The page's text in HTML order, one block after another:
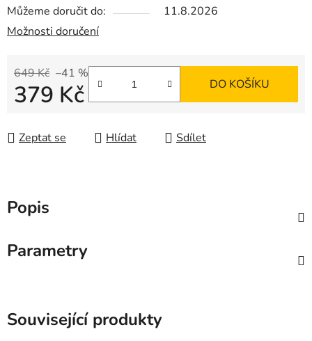
Můžeme doručit do:
11.8.2026
Možnosti doručení
649 Kč –41 %
379 Kč DO KOŠÍKU
Zeptat se Hlídat Sdílet
Popis
Parametry
Související produkty